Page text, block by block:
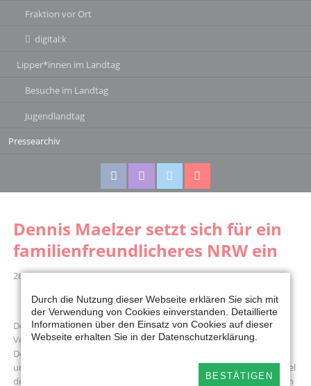
Fraktion vor Ort
digital:k
Lipper*innen im Landtag
Besuche im Landtag
Jugendlandtag
Pressearchiv
FacebookInstagramTwitter Twitter
Dennis Maelzer setzt sich für ein
familienfreundlicheres NRW ein
26.04.2022 12:00
Detmold. Infostände, Sprechstunden, Mitmach-Aktionen,
Veranstaltungen und vieles mehr: Der SPD-Landtagsabgeordnete
Dennis Maelzer ist in diesen Tagen viel in seinem Wahlkreis
unterwegs, um mit den Menschen ins Gespräch zu kommen. Das Ziel
des 42-Jährigen ist klar: „Ich möchte die Bürgerinnen und Bürger von
Durch die Nutzung dieser Webseite erklären Sie sich mit
der Verwendung von Cookies einverstanden. Detaillierte
Informationen über den Einsatz von Cookies auf dieser
Webseite erhalten Sie in der Datenschutzerklärung.
BESTÄTIGEN